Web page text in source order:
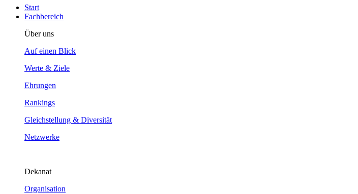
Start
Fachbereich
Über uns
Auf einen Blick
Werte & Ziele
Ehrungen
Rankings
Gleichstellung & Diversität
Netzwerke
Dekanat
Organisation